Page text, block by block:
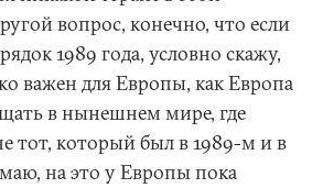
вопрос, конечно, что если
1989 года, условно скажу,
важен для Европы, как Европа
в нынешнем мире, где
тот, который был в 1989-м и в
на это у Европы пока